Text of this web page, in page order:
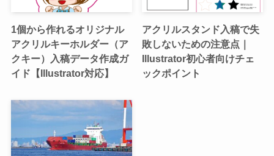
1個から作れるオリジナル
アクリルキーホルダー（ア
クキー）入稿データ作成ガ
イド【Illustrator対応】
アクリルスタンド入稿で失
敗しないための注意点｜
Illustrator初心者向けチェ
ックポイント